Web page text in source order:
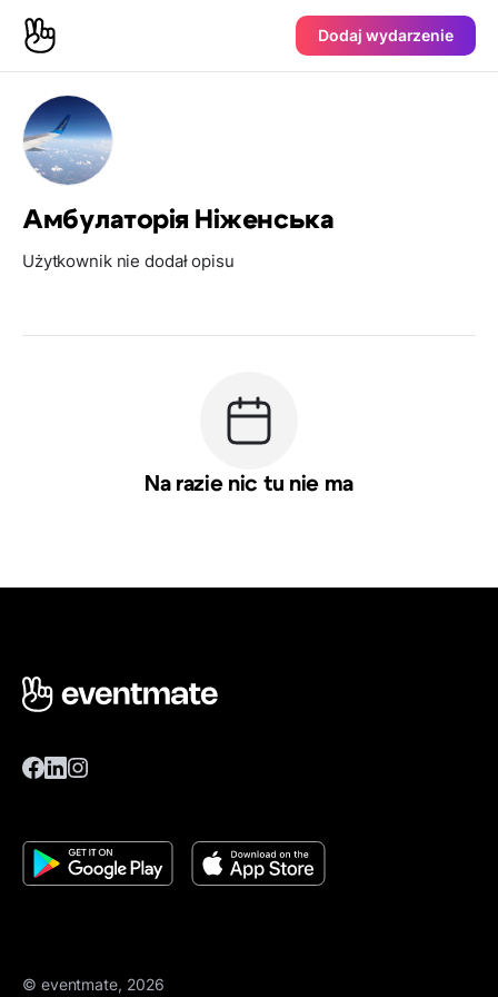
Dodaj wydarzenie
Амбулаторія Ніженська
Użytkownik nie dodał opisu
Na razie nic tu nie ma
© eventmate, 2026